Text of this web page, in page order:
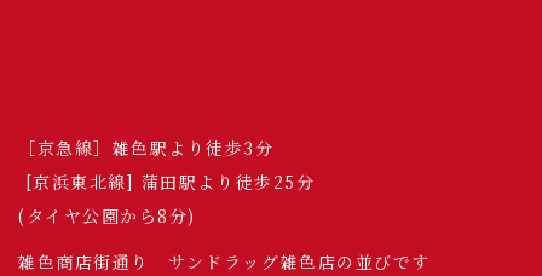
［京急線］雑色駅より徒歩3分
[京浜東北線] 蒲田駅より徒歩25分
(タイヤ公園から8分)
雑色商店街通り サンドラッグ雑色店の並びです